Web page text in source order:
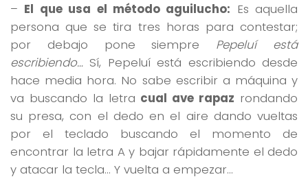
– El que usa el método aguilucho: Es aquella
persona que se tira tres horas para contestar;
por debajo pone siempre Pepeluí está
escribiendo… Sí, Pepeluí está escribiendo desde
hace media hora. No sabe escribir a máquina y
va buscando la letra cual ave rapaz rondando
su presa, con el dedo en el aire dando vueltas
por el teclado buscando el momento de
encontrar la letra A y bajar rápidamente el dedo
y atacar la tecla… Y vuelta a empezar…